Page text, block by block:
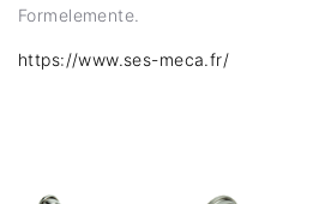
Formelemente.
https://www.ses-meca.fr/